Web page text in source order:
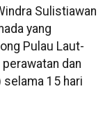
Sulistiawan
yang
Pulau Laut-
dan
15 hari